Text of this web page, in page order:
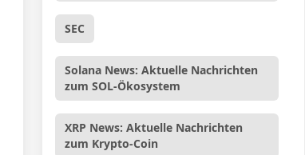
SEC
Solana News: Aktuelle Nachrichten
zum SOL-Ökosystem
XRP News: Aktuelle Nachrichten
zum Krypto-Coin